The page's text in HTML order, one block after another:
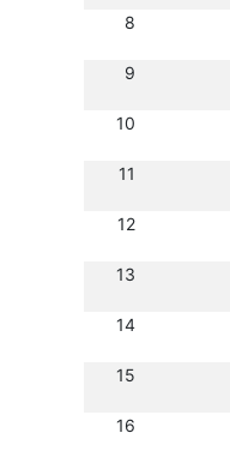
8
9
10
11
12
13
14
15
16